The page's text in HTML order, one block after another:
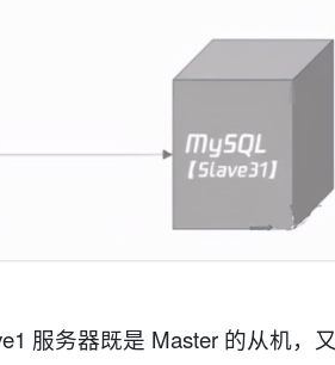
服务器既是 Master 的从机，